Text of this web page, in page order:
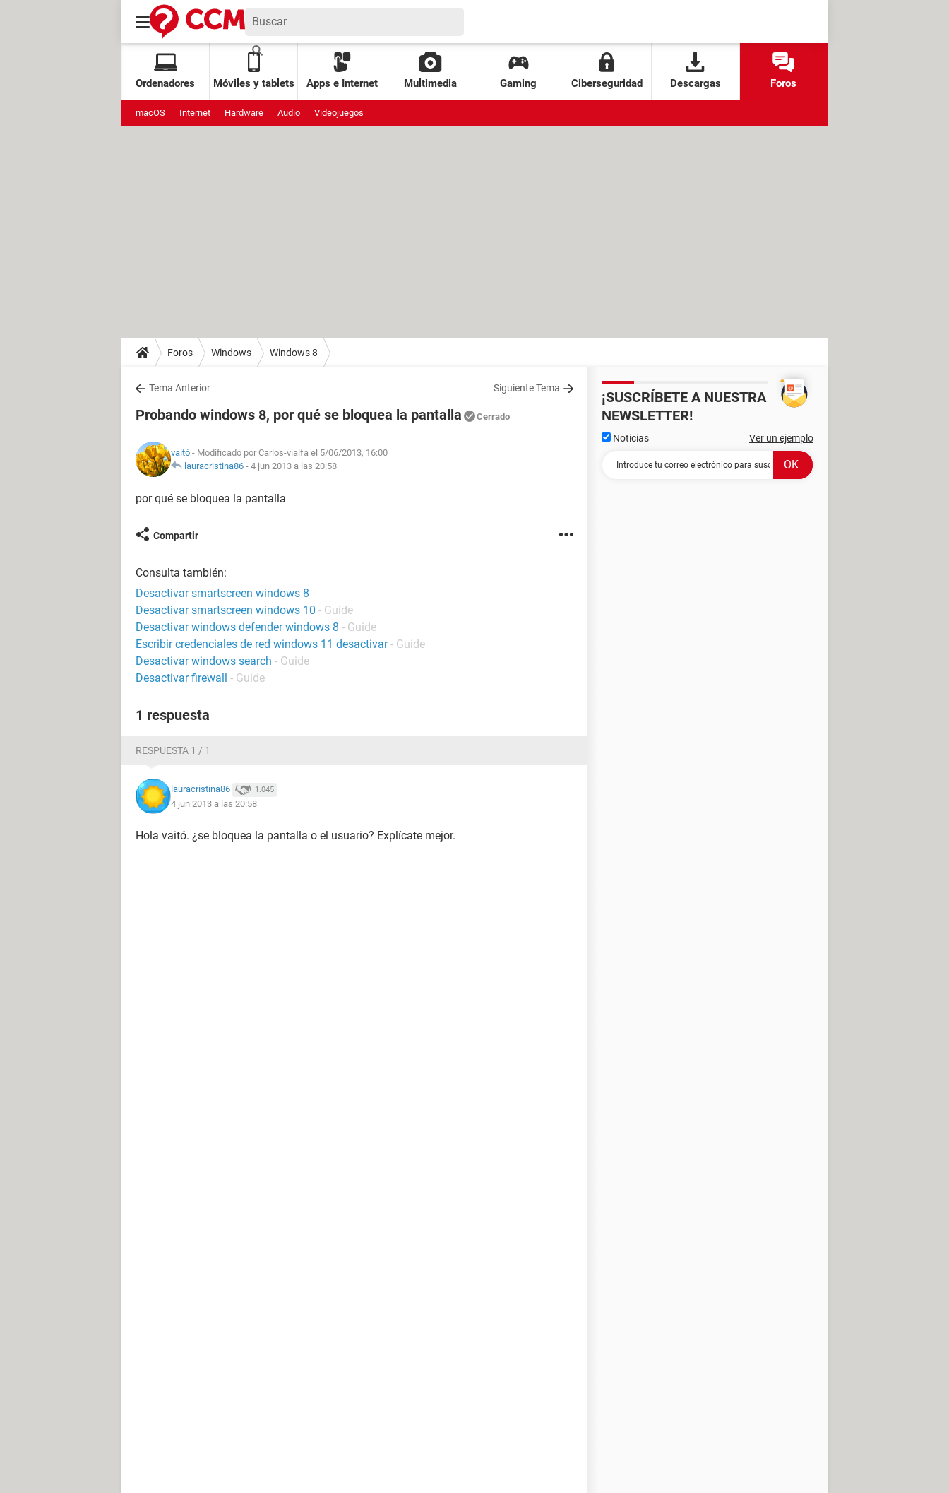
Ordenadores Móviles y tablets Apps e Internet Multimedia Gaming Ciberseguridad Descargas Foros
macOS Internet Hardware Audio Videojuegos
Foros Windows Windows 8
Tema Anterior Siguiente Tema
Probando windows 8, por qué se bloquea la pantalla Cerrado
vaitó - Modificado por Carlos-vialfa el 5/06/2013, 16:00
lauracristina86 - 4 jun 2013 a las 20:58
por qué se bloquea la pantalla
Compartir
Consulta también:
Desactivar smartscreen windows 8
Desactivar smartscreen windows 10 - Guide
Desactivar windows defender windows 8 - Guide
Escribir credenciales de red windows 11 desactivar - Guide
Desactivar windows search - Guide
Desactivar firewall - Guide
1 respuesta
RESPUESTA 1 / 1
lauracristina86 1.045
4 jun 2013 a las 20:58
Hola vaitó. ¿se bloquea la pantalla o el usuario? Explícate mejor.
¡SUSCRÍBETE A NUESTRA
NEWSLETTER!
Noticias Ver un ejemplo